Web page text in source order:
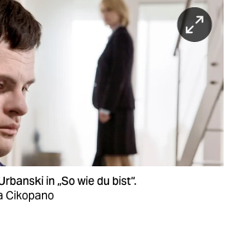
in „So wie du bist“.
Cikopano